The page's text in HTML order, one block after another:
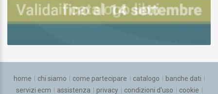
home chi siamo come partecipare catalogo
banche dati
servizi ecm
assistenza privacy condizioni d'uso cookie